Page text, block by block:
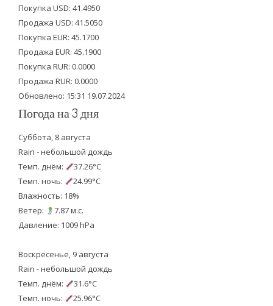
t
e
r
b
o
o
k
u
b
e
Покупка USD: 41.4950
Продажа USD: 41.5050
Покупка EUR: 45.1700
Продажа EUR: 45.1900
Покупка RUR: 0.0000
Продажа RUR: 0.0000
Обновлено: 15:31 19.07.2024
Погода на 3 дня
Суббота, 8 августа
Rain - небольшой дождь
Темп. днём:
37.26°C
Темп. ночь:
24.99°C
Влажность: 18%
Ветер:
7.87 м.с.
Давление: 1009 hPa
Воскресенье, 9 августа
Rain - небольшой дождь
Темп. днём:
31.6°C
Темп. ночь:
25.96°C